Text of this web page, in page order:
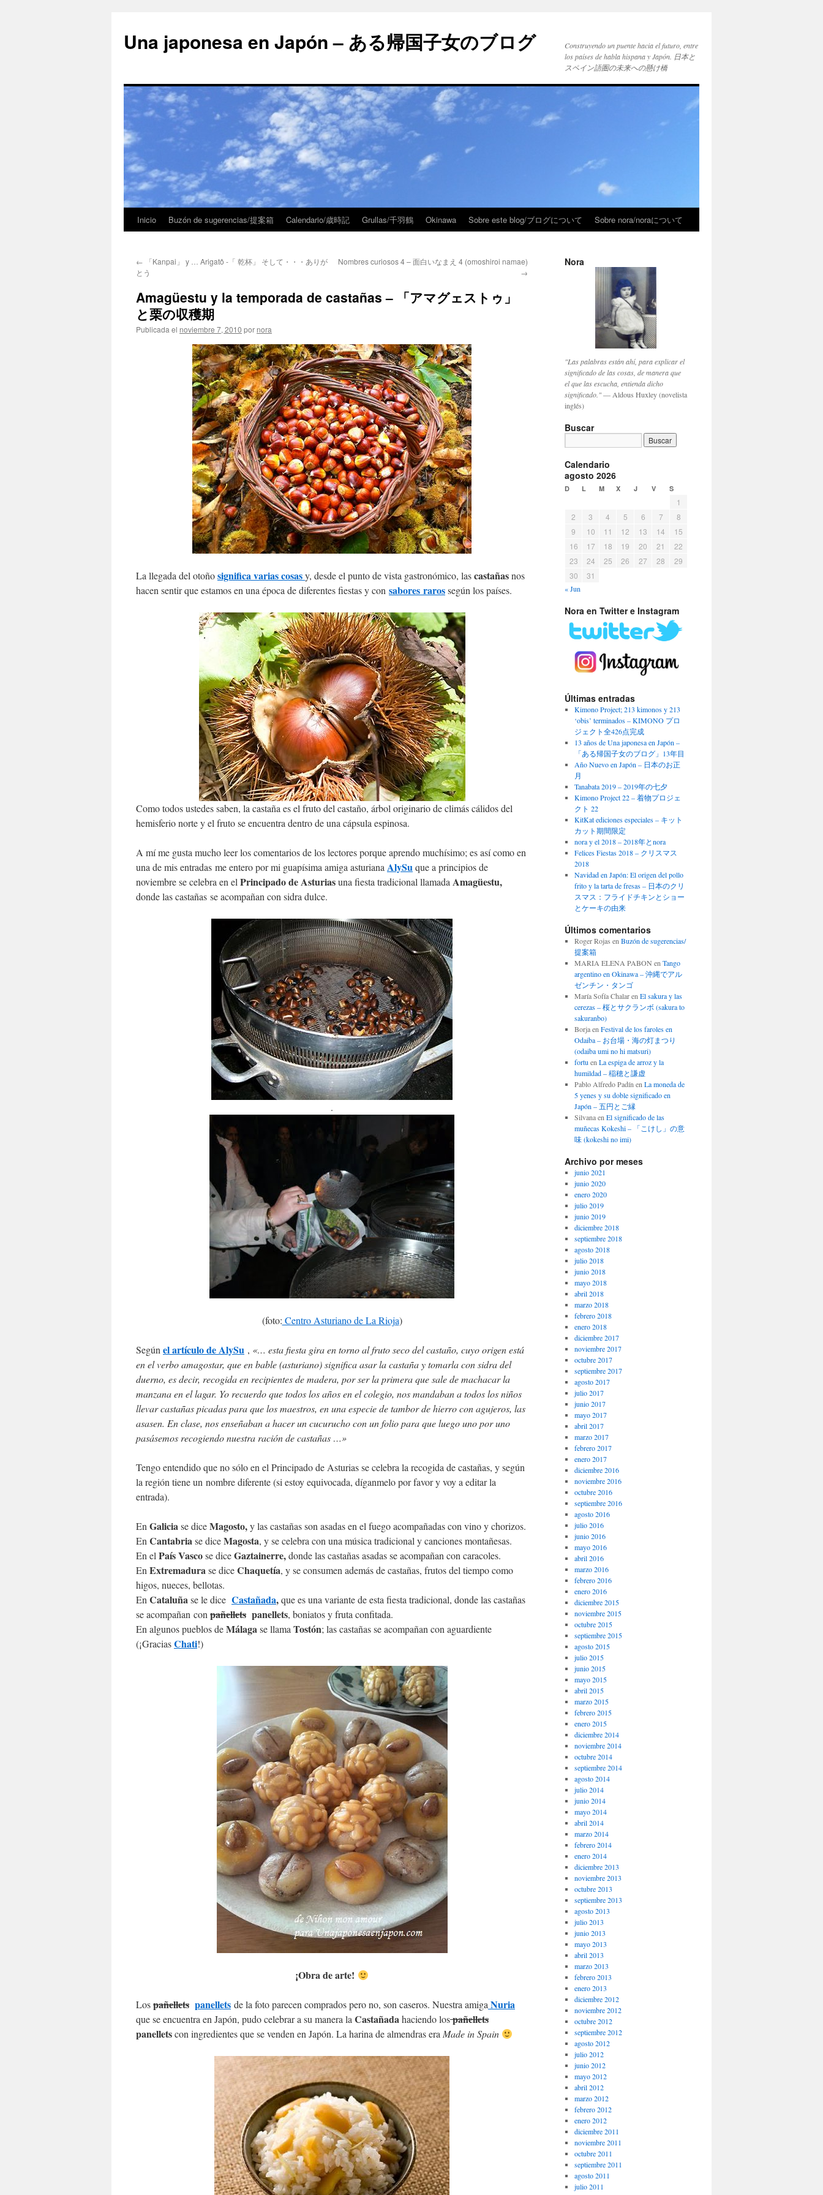
Una japonesa en Japón – ある帰国子女のブログ
Construyendo un puente hacia el futuro, entre
los países de habla hispana y Japón. 日本と
スペイン語圏の未来への懸け橋
Inicio Buzón de sugerencias/提案箱 Calendario/歳時記 Grullas/千羽鶴 Okinawa Sobre este blog/ブログについて Sobre nora/noraについて
← 「Kanpai」 y … Arigatô -「 乾杯」 そして・・・ありが
とう
Nombres curiosos 4 – 面白いなまえ 4 (omoshiroi namae)
→
Amagüestu y la temporada de castañas – 「アマグェストゥ」
と栗の収穫期
Publicada el noviembre 7, 2010 por nora
La llegada del otoñosignifica varias cosasy, desde el punto de vista gastronómico, lascastañasnos
hacen sentir que estamos en una época de diferentes fiestas y con sabores rarossegún los países.
Como todos ustedes saben, la castaña es el fruto del castaño, árbol originario de climás cálidos del
hemisferio norte y el fruto se encuentra dentro de una cápsula espinosa.
A mí me gusta mucho leer los comentarios de los lectores porque aprendo muchísimo; es así como en
una de mis entradas me entero por mi guapísima amiga asturiana AlySuque a principios de
noviembre se celebra en el Principado de Asturiasuna fiesta tradicional llamada Amagüestu,
donde las castañas se acompañan con sidra dulce.
.
(foto: Centro Asturiano de La Rioja)
Según el artículo de AlySu , «… esta fiesta gira en torno al fruto seco del castaño, cuyo origen está
en el verbo amagostar, que en bable (asturiano) significa asar la castaña y tomarla con sidra del
duerno, es decir, recogida en recipientes de madera, por ser la primera que sale de machacar la
manzana en el lagar. Yo recuerdo que todos los años en el colegio, nos mandaban a todos los niños
llevar castañas picadas para que los maestros, en una especie de tambor de hierro con agujeros, las
asasen. En clase, nos enseñaban a hacer un cucurucho con un folio para que luego uno por uno
pasásemos recogiendo nuestra ración de castañas …»
Tengo entendido que no sólo en el Principado de Asturias se celebra la recogida de castañas, y según
la región tiene un nombre diferente (si estoy equivocada, díganmelo por favor y voy a editar la
entrada).
En Galiciase diceMagosto,y las castañas son asadas en el fuego acompañadas con vino y chorizos.
En Cantabriase diceMagosta, y se celebra con una música tradicional y canciones montañesas.
En el País Vascose diceGaztainerre,donde las castañas asadas se acompañan con caracoles.
En Extremadurase diceChaquetía, y se consumen además de castañas, frutos del tiempo como
higos, nueces, bellotas.
En Cataluñase le dice Castañada,que es una variante de esta fiesta tradicional, donde las castañas
se acompañan con pañellets panellets, boniatos y fruta confitada.
En algunos pueblos deMálagase llama Tostón; las castañas se acompañan con aguardiente
(¡GraciasChati!)
¡Obra de arte!
Lospañellets panellets de la foto parecen comprados pero no, son caseros. Nuestra amiga Nuria
que se encuentra en Japón, pudo celebrar a su manera la Castañadahaciendo lospañellets
panelletscon ingredientes que se venden en Japón. La harina de almendras era Made in Spain
Nora
"Las palabras están ahí, para explicar el
significado de las cosas, de manera que
el que las escucha, entienda dicho
significado."— Aldous Huxley (novelista
inglés)
Buscar
Calendario
agosto 2026
D L M X J V S
1
2
3 4 5 6 7
8
9
10 11 12 13 14
15
16
17 18 19 20 21
22
23
24 25 26 27 28
29
30
31
« Jun
Nora en Twitter e Instagram
Últimas entradas
Kimono Project; 213 kimonos y 213
‘obis’ terminados – KIMONO プロ
ジェクト全426点完成
13 años de Una japonesa en Japón –
「ある帰国子女のブログ」13年目
Año Nuevo en Japón – 日本のお正
月
Tanabata 2019 – 2019年の七夕
Kimono Project 22 – 着物プロジェ
クト 22
KitKat ediciones especiales – キット
カット期間限定
nora y el 2018 – 2018年とnora
Felices Fiestas 2018 – クリスマス
2018
Navidad en Japón: El origen del pollo
frito y la tarta de fresas – 日本のクリ
スマス：フライドチキンとショー
とケーキの由来
Últimos comentarios
Roger Rojas en Buzón de sugerencias/
提案箱
MARIA ELENA PABON en Tango
argentino en Okinawa – 沖縄でアル
ゼンチン・タンゴ
María Sofía Chalaren El sakura y las
cerezas – 桜とサクランボ (sakura to
sakuranbo)
Borjaen Festival de los faroles en
Odaiba – お台場・海の灯まつり
(odaiba umi no hi matsuri)
fortu en La espiga de arroz y la
humildad – 稲穂と謙虚
Pablo Alfredo Padín en La moneda de
5 yenes y su doble significado en
Japón – 五円とご縁
Silvanaen El significado de las
muñecas Kokeshi – 「こけし」の意
味 (kokeshi no imi)
Archivo por meses
junio 2021
junio 2020
enero 2020
julio 2019
junio 2019
diciembre 2018
septiembre 2018
agosto 2018
julio 2018
junio 2018
mayo 2018
abril 2018
marzo 2018
febrero 2018
enero 2018
diciembre 2017
noviembre 2017
octubre 2017
septiembre 2017
agosto 2017
julio 2017
junio 2017
mayo 2017
abril 2017
marzo 2017
febrero 2017
enero 2017
diciembre 2016
noviembre 2016
octubre 2016
septiembre 2016
agosto 2016
julio 2016
junio 2016
mayo 2016
abril 2016
marzo 2016
febrero 2016
enero 2016
diciembre 2015
noviembre 2015
octubre 2015
septiembre 2015
agosto 2015
julio 2015
junio 2015
mayo 2015
abril 2015
marzo 2015
febrero 2015
enero 2015
diciembre 2014
noviembre 2014
octubre 2014
septiembre 2014
agosto 2014
julio 2014
junio 2014
mayo 2014
abril 2014
marzo 2014
febrero 2014
enero 2014
diciembre 2013
noviembre 2013
octubre 2013
septiembre 2013
agosto 2013
julio 2013
junio 2013
mayo 2013
abril 2013
marzo 2013
febrero 2013
enero 2013
diciembre 2012
noviembre 2012
octubre 2012
septiembre 2012
agosto 2012
julio 2012
junio 2012
mayo 2012
abril 2012
marzo 2012
febrero 2012
enero 2012
diciembre 2011
noviembre 2011
octubre 2011
septiembre 2011
agosto 2011
julio 2011